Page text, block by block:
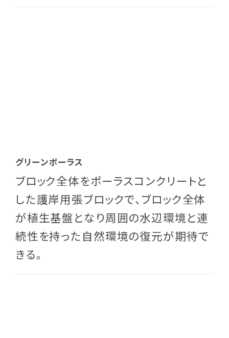
グリーンポーラス
ブロック全体をポーラスコンクリートと
した護岸用張ブロックで、ブロック全体
が植生基盤となり周囲の水辺環境と連
続性を持った自然環境の復元が期待で
きる。